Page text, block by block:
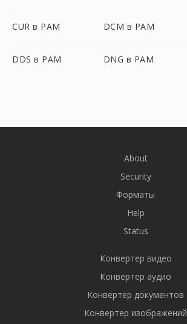
CUR в PAM DCM в PAM
DDS в PAM DNG в PAM
About
Security
Форматы
Help
Status
Конвертер видео
Конвертер аудио
Конвертер документов
Конвертер изображений